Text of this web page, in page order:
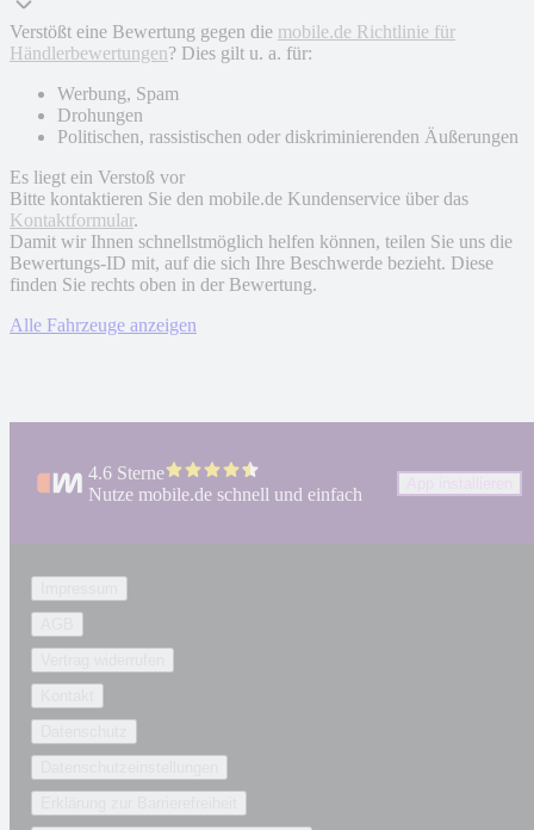
Verstößt eine Bewertung gegen die mobile.de Richtlinie für
Händlerbewertungen? Dies gilt u. a. für:
Werbung, Spam
Drohungen
Politischen, rassistischen oder diskriminierenden Äußerungen
Es liegt ein Verstoß vor
Bitte kontaktieren Sie den mobile.de Kundenservice über das
Kontaktformular.
Damit wir Ihnen schnellstmöglich helfen können, teilen Sie uns die
Bewertungs-ID mit, auf die sich Ihre Beschwerde bezieht. Diese
finden Sie rechts oben in der Bewertung.
Alle Fahrzeuge anzeigen
4.6 Sterne
Nutze mobile.de schnell und einfach